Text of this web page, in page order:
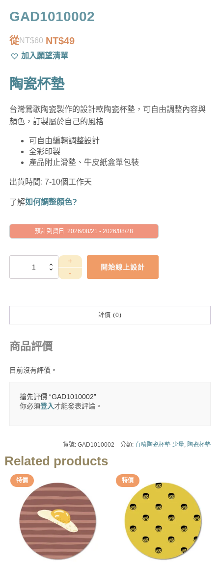
GAD1010002
從NT$60
原
始
價
格：
NT$49
目
前
價
格：
加入願望清單
陶瓷杯墊
台灣鶯歌陶瓷製作的設計款陶瓷杯墊，可自由調整內容與
顏色，訂製屬於自己的風格
可自由編輯調整設計
全彩印製
產品附止滑墊、牛皮紙盒單包裝
出貨時間: 7-10個工作天
了解如何調整顏色?
預計到貨日: 2026/08/21 - 2026/08/28
GAD1010002
開始線上設計
評價 (0)
商品評價
目前沒有評價。
搶先評價 “GAD1010002”
你必須登入才能發表評論。
貨號:GAD1010002 分類: 直噴陶瓷杯墊-少量 陶瓷杯墊
Related products
特價 特價